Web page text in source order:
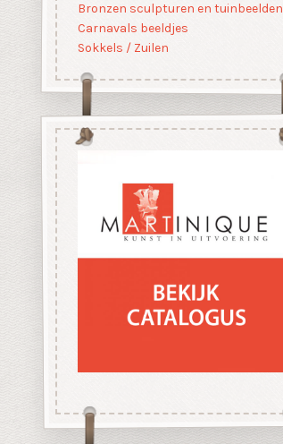
Bronzen sculpturen en tuinbeelden
Carnavals beeldjes
Sokkels / Zuilen